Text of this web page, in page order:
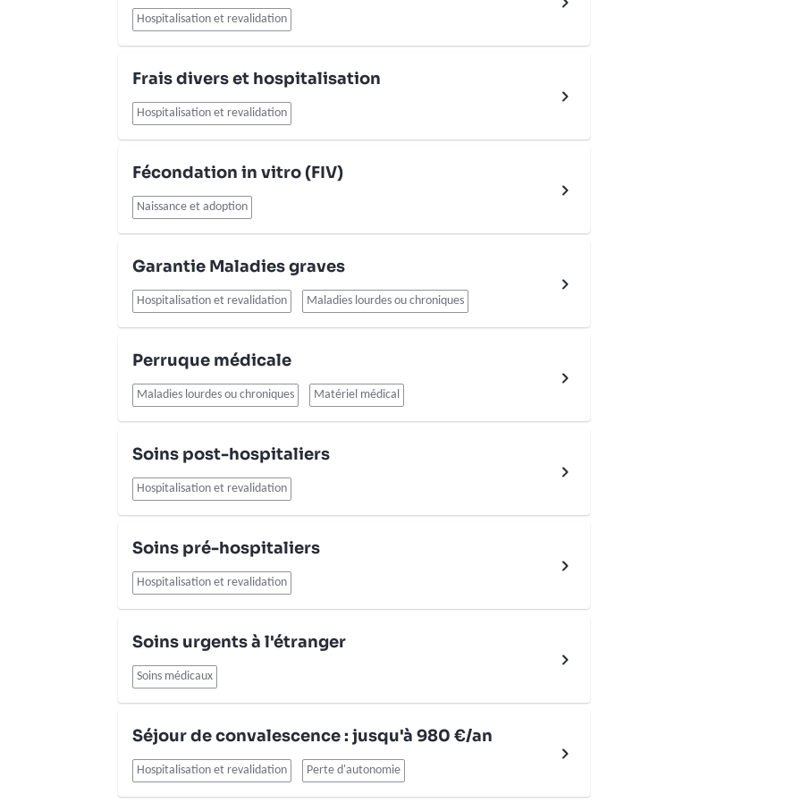
Hospitalisation et revalidation
Frais divers et hospitalisation
Hospitalisation et revalidation
Fécondation in vitro (FIV)
Naissance et adoption
Garantie Maladies graves
Hospitalisation et revalidation Maladies lourdes ou chroniques
Perruque médicale
Maladies lourdes ou chroniques Matériel médical
Soins post-hospitaliers
Hospitalisation et revalidation
Soins pré-hospitaliers
Hospitalisation et revalidation
Soins urgents à l'étranger
Soins médicaux
Séjour de convalescence : jusqu'à 980 €/an
Hospitalisation et revalidation Perte d'autonomie